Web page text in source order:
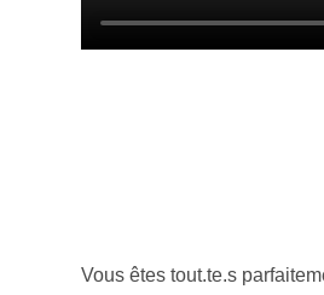
Vous êtes tout.te.s